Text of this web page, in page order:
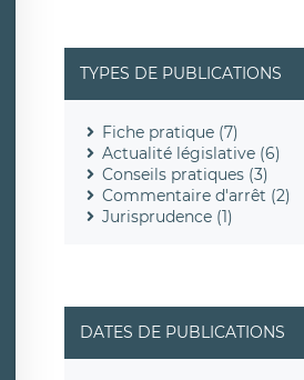
TYPES DE PUBLICATIONS
Fiche pratique (7)
Actualité législative (6)
Conseils pratiques (3)
Commentaire d'arrêt (2)
Jurisprudence (1)
DATES DE PUBLICATIONS